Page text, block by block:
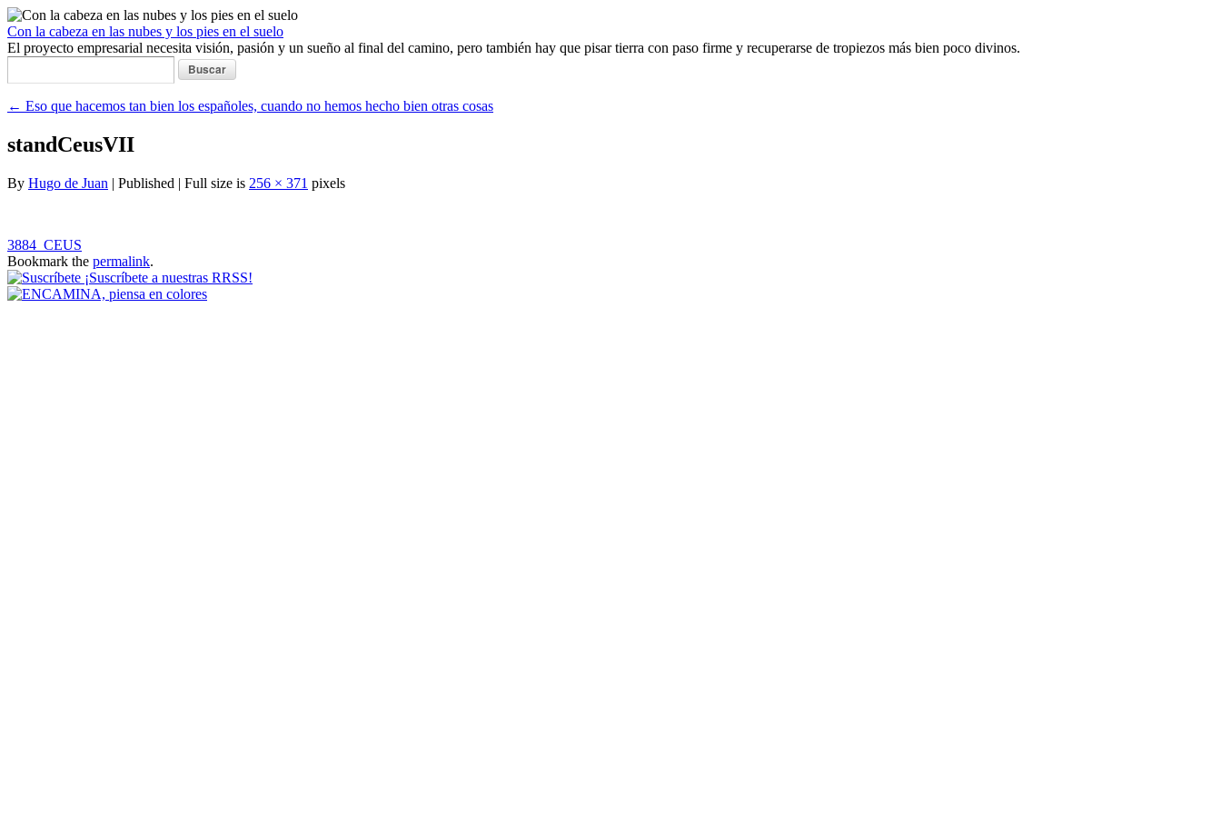
Con la cabeza en las nubes y los pies en el suelo
El proyecto empresarial necesita visión, pasión y un sueño al final del camino, pero también hay que pisar tierra con paso firme y recuperarse de tropiezos más bien poco divinos.
← Eso que hacemos tan bien los españoles, cuando no hemos hecho bien otras cosas
standCeusVII
By Hugo de Juan | Published | Full size is 256 × 371 pixels
3884_CEUS
Bookmark the permalink.
¡Suscríbete a nuestras RRSS!